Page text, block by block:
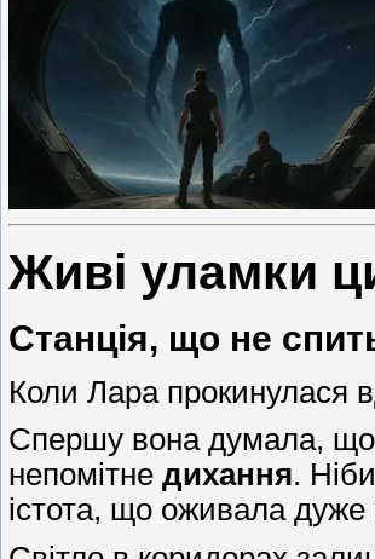
Живі уламки
Станція, що не
Коли Лара прокинулася
Спершу вона думала, що
непомітне дихання.
істота, що оживала дуже